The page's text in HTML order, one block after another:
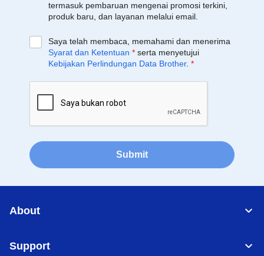
termasuk pembaruan mengenai promosi terkini,
produk baru, dan layanan melalui email.
Saya telah membaca, memahami dan menerima
Syarat dan Ketentuan * serta menyetujui
Kebijakan Perlindungan Data Brother. *
Submit
About
Support